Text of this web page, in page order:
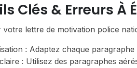
Clés & Erreurs À
votre lettre de motivation police
: Adaptez chaque
: Utilisez des paragraphes